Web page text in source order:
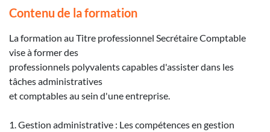
Contenu de la formation
La formation au Titre professionnel Secrétaire Comptable
vise à former des
professionnels polyvalents capables d'assister dans les
tâches administratives
et comptables au sein d'une entreprise.
1. Gestion administrative : Les compétences en gestion